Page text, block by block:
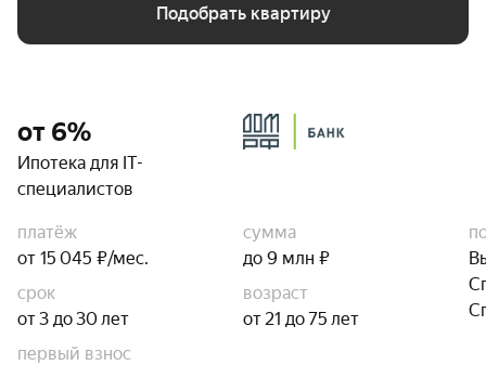
Подобрать квартиру
от 6%
Ипотека для IT-
специалистов
платёж
от 15 045 ₽/мес.
сумма
до 9 млн ₽
срок
от 3 до 30 лет
возраст
от 21 до 75 лет
первый взнос